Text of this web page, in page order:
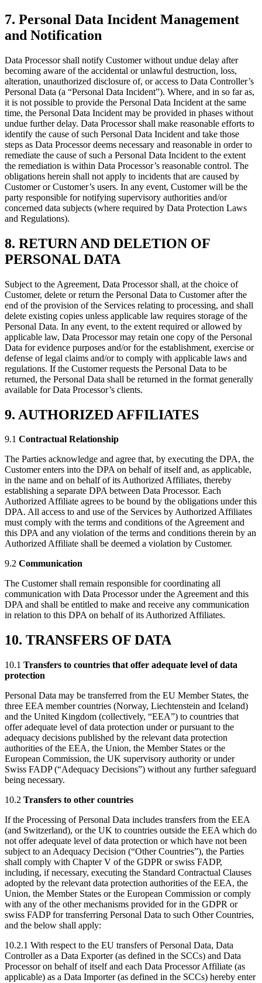
7. Personal Data Incident Management
and Notification
Data Processor shall notify Customer without undue delay after
becoming aware of the accidental or unlawful destruction, loss,
alteration, unauthorized disclosure of, or access to Data Controller’s
Personal Data (a “Personal Data Incident”). Where, and in so far as,
it is not possible to provide the Personal Data Incident at the same
time, the Personal Data Incident may be provided in phases without
undue further delay. Data Processor shall make reasonable efforts to
identify the cause of such Personal Data Incident and take those
steps as Data Processor deems necessary and reasonable in order to
remediate the cause of such a Personal Data Incident to the extent
the remediation is within Data Processor’s reasonable control. The
obligations herein shall not apply to incidents that are caused by
Customer or Customer’s users. In any event, Customer will be the
party responsible for notifying supervisory authorities and/or
concerned data subjects (where required by Data Protection Laws
and Regulations).
8. RETURN AND DELETION OF
PERSONAL DATA
Subject to the Agreement, Data Processor shall, at the choice of
Customer, delete or return the Personal Data to Customer after the
end of the provision of the Services relating to processing, and shall
delete existing copies unless applicable law requires storage of the
Personal Data. In any event, to the extent required or allowed by
applicable law, Data Processor may retain one copy of the Personal
Data for evidence purposes and/or for the establishment, exercise or
defense of legal claims and/or to comply with applicable laws and
regulations. If the Customer requests the Personal Data to be
returned, the Personal Data shall be returned in the format generally
available for Data Processor’s clients.
9. AUTHORIZED AFFILIATES
9.1 Contractual Relationship
The Parties acknowledge and agree that, by executing the DPA, the
Customer enters into the DPA on behalf of itself and, as applicable,
in the name and on behalf of its Authorized Affiliates, thereby
establishing a separate DPA between Data Processor. Each
Authorized Affiliate agrees to be bound by the obligations under this
DPA. All access to and use of the Services by Authorized Affiliates
must comply with the terms and conditions of the Agreement and
this DPA and any violation of the terms and conditions therein by an
Authorized Affiliate shall be deemed a violation by Customer.
9.2 Communication
The Customer shall remain responsible for coordinating all
communication with Data Processor under the Agreement and this
DPA and shall be entitled to make and receive any communication
in relation to this DPA on behalf of its Authorized Affiliates.
10. TRANSFERS OF DATA
10.1 Transfers to countries that offer adequate level of data
protection
Personal Data may be transferred from the EU Member States, the
three EEA member countries (Norway, Liechtenstein and Iceland)
and the United Kingdom (collectively, “EEA”) to countries that
offer adequate level of data protection under or pursuant to the
adequacy decisions published by the relevant data protection
authorities of the EEA, the Union, the Member States or the
European Commission, the UK supervisory authority or under
Swiss FADP (“Adequacy Decisions”) without any further safeguard
being necessary.
10.2 Transfers to other countries
If the Processing of Personal Data includes transfers from the EEA
(and Switzerland), or the UK to countries outside the EEA which do
not offer adequate level of data protection or which have not been
subject to an Adequacy Decision (“Other Countries”), the Parties
shall comply with Chapter V of the GDPR or swiss FADP,
including, if necessary, executing the Standard Contractual Clauses
adopted by the relevant data protection authorities of the EEA, the
Union, the Member States or the European Commission or comply
with any of the other mechanisms provided for in the GDPR or
swiss FADP for transferring Personal Data to such Other Countries,
and the below shall apply:
10.2.1 With respect to the EU transfers of Personal Data, Data
Controller as a Data Exporter (as defined in the SCCs) and Data
Processor on behalf of itself and each Data Processor Affiliate (as
applicable) as a Data Importer (as defined in the SCCs) hereby enter